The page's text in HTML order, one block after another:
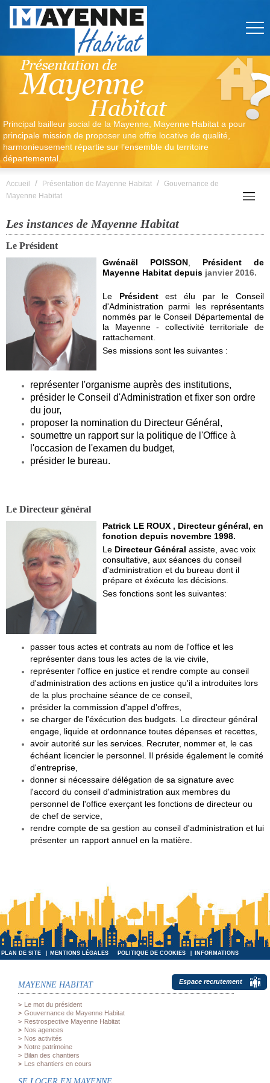
Principal bailleur social de la Mayenne, Mayenne Habitat a pour
principale mission de proposer une offre locative de qualité,
harmonieusement répartie sur l’ensemble du territoire
départemental.
Accueil / Présentation de Mayenne Habitat /
Gouvernance de
Mayenne Habitat
Les instances de Mayenne Habitat
Le Président
Gwénaël POISSON
Président de
Mayenne Habitat depuis janvier 2016.
Le Présidentest élu par le Conseil
d'Administration parmi les représentants
nommés par le Conseil Départemental de
la Mayenne - collectivité territoriale de
rattachement.
Ses missions sont les suivantes :
représenter l'organisme auprès des institutions,
présider le Conseil d'Administration et fixer son ordre
du jour,
proposer la nomination du Directeur Général,
soumettre un rapport sur la politique de l'Office à
l'occasion de l'examen du budget,
présider le bureau.
Le Directeur général
Patrick LE ROUX , Directeur général, en
fonction depuis novembre 1998.
Le Directeur Général assiste, avec voix
consultative, aux séances du conseil
d'administration et du bureau dont il
prépare et éxécute les décisions.
Ses fonctions sont les suivantes:
passer tous actes et contrats au nom de l'office et les
représenter dans tous les actes de la vie civile,
représenter l'office en justice et rendre compte au conseil
d'administration des actions en justice qu'il a introduites lors
de la plus prochaine séance de ce conseil,
présider la commission d'appel d'offres,
se charger de l'éxécution des budgets. Le directeur général
engage, liquide et ordonnance toutes dépenses et recettes,
avoir autorité sur les services. Recruter, nommer et, le cas
échéant licencier le personnel. Il préside également le comité
d'entreprise,
donner si nécessaire délégation de sa signature avec
l'accord du conseil d'administration aux membres du
personnel de l'office exerçant les fonctions de directeur ou
de chef de service,
rendre compte de sa gestion au conseil d'administration et lui
présenter un rapport annuel en la matière.
PLAN DE SITE MENTIONS LÉGALES POLITIQUE DE COOKIES
INFORMATIONS
MAYENNE HABITAT
Le mot du président
Gouvernance de Mayenne Habitat
Restrospective Mayenne Habitat
Nos agences
Nos activités
Notre patrimoine
Bilan des chantiers
Les chantiers en cours
Espace recrutement